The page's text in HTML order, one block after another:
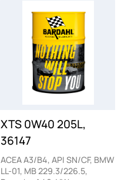
XTS 0W40 205L,
36147
ACEA A3/B4, API SN/CF, BMW
LL-01, MB 229.3/226.5,